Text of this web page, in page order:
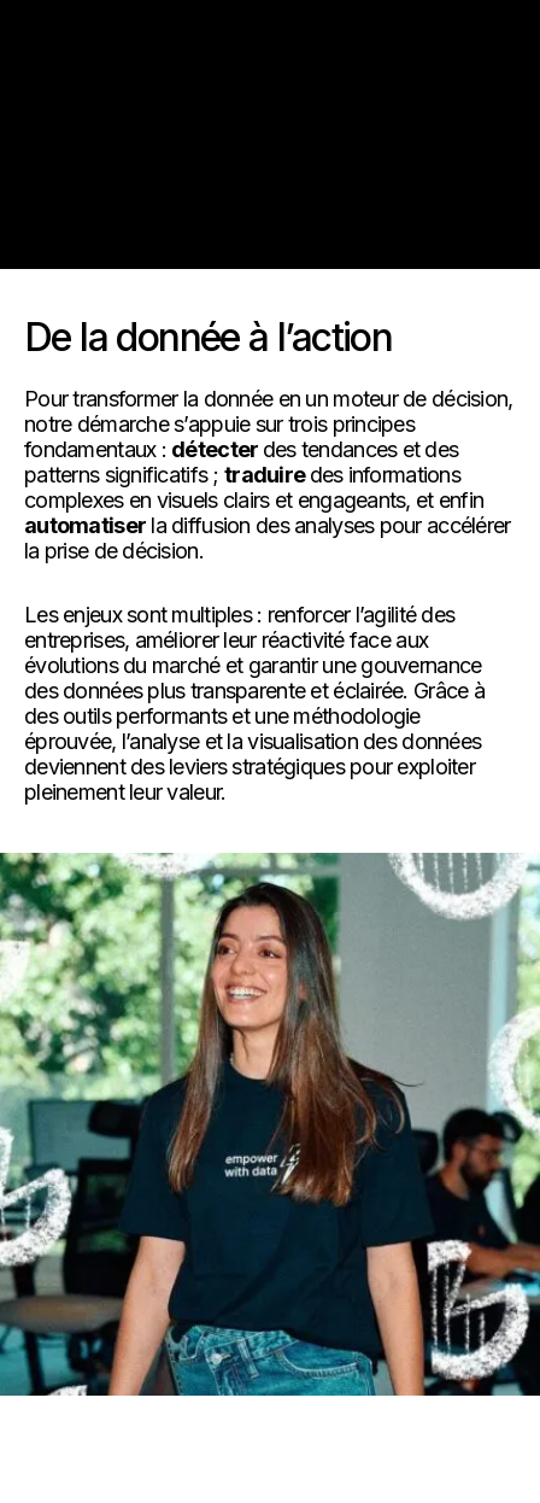
De la donnée à l’action
Pour transformer la donnée en un moteur de décision,
notre démarche s’appuie sur trois principes
fondamentaux : détecter des tendances et des
patterns significatifs ; traduiredes informations
complexes en visuels clairs et engageants, et enfin
automatiser la diffusion des analyses pour accélérer
la prise de décision.
Les enjeux sont multiples : renforcer l’agilité des
entreprises, améliorer leur réactivité face aux
évolutions du marché et garantir une gouvernance
des données plus transparente et éclairée. Grâce à
des outils performants et une méthodologie
éprouvée, l’analyse et la visualisation des données
deviennent des leviers stratégiques pour exploiter
pleinement leur valeur.